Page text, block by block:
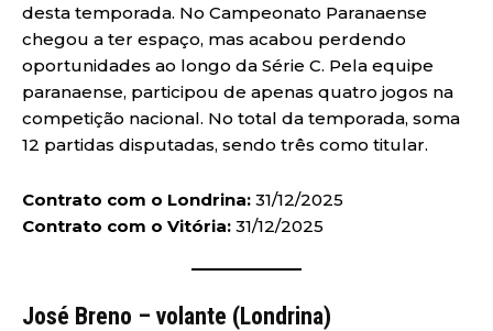
desta temporada. No Campeonato Paranaense
chegou a ter espaço, mas acabou perdendo
oportunidades ao longo da Série C. Pela equipe
paranaense, participou de apenas quatro jogos na
competição nacional. No total da temporada, soma
12 partidas disputadas, sendo três como titular.
Contrato com o Londrina: 31/12/2025
Contrato com o Vitória: 31/12/2025
José Breno – volante (Londrina)